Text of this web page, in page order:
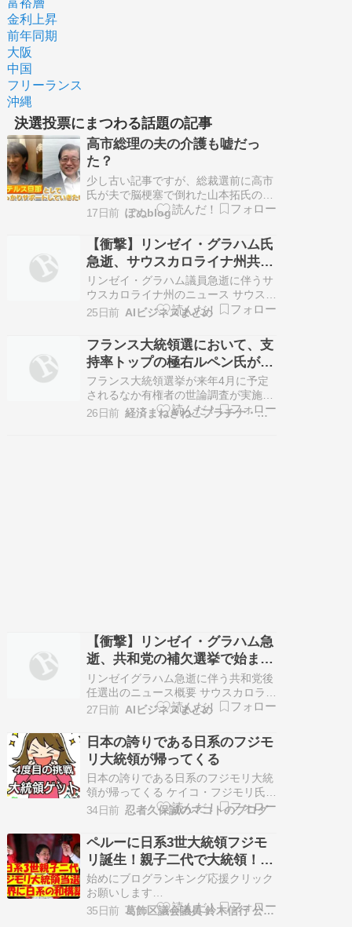
富裕層
金利上昇
前年同期
大阪
中国
フリーランス
沖縄
決選投票にまつわる話題の記事
高市総理の夫の介護も嘘だっ
た？
少し古い記事ですが、総裁選前に高市
氏が夫で脳梗塞で倒れた山本拓氏の介
護を大変だと語っていたそうですが、
当人の夫・山本拓氏から真実が語られ
たそうです。実際は入院から自宅に戻
った当初こそシャワーは高市氏に手伝
ってもらったそうですが、今はトイレ
もシャワーも自分でできる、と。------
…
17日前 ぽぬblog
【衝撃】リンゼイ・グラハム氏
急逝、サウスカロライナ州共和
党が後任選出へ激震
リンゼイ・グラハム議員急逝に伴うサ
ウスカロライナ州のニュース サウスカ
ロライナ州選出のリンゼイ・グラハム
は後任選びに向けた動きを加速させて
います。 死因は動脈硬化性心疾患に伴
う大動脈解離と診断されました。 ヘン
リー・マクマスター州知事は、２０２
７…
25日前 AIビジネスまとめ
フランス大統領選において、支
持率トップの極右ルペン氏が決
選投票で勝つ公算
フランス大統領選挙が来年4月に予定
されるなか有権者の世論調査が実施さ
れ、極右・国民連合（RN）を実質的
に率いる マリーヌ・ルペン前党首が支
26日前 経済まねきねこプラチナ・ゴールド情報
【衝撃】リンゼイ・グラハム急
逝、共和党の補欠選挙で始まる
権力闘争の行方
リンゼイグラハム急逝に伴う共和党後
任選出のニュース概要 サウスカロライ
ナ州選出のリンゼイ・グラハム上院議
任選出に向けた迅速な対応を迫られて
います。 州法に基づき、ヘンリー・マ
クマスター州知事がまずは残りの任期
を務める後任を指名する予定です。 ま
た…
27日前 AIビジネスまとめ
日本の誇りである日系のフジモ
リ大統領が帰ってくる
日本の誇りである日系のフジモリ大統
領が帰ってくる ケイコ・フジモリ氏の
大統領就任で、日系人が親子二代にわ
高の栄誉が実現 4度目の挑戦で、故フ
ジモリ元大統領の長女であるケイコ・
フジモリ氏がとうとうペルーの大統領
に就任することが決まったようなので
す。…
34日前 忍者久保誠のマコトのブログ
ペルーに日系3世大統領フジモ
リ誕生！親子二代で大統領！日
僑ネットワーク！#葛飾区
始めにブログランキング応援クリック
お願いします
https://blog.with2.net/link/?1858976
35日前 葛飾区議会議員 鈴木信行 公式ブログ